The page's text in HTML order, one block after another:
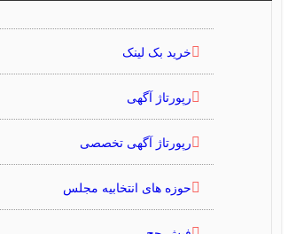
خرید بک لینک
رپورتاژ آگهی
رپورتاژ آگهی تخصصی
حوزه های انتخابیه مجلس